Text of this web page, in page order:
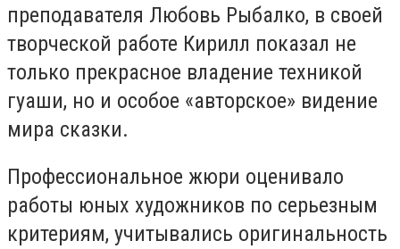
преподавателя Любовь Рыбалко, в своей
творческой работе Кирилл показал не
только прекрасное владение техникой
гуаши, но и особое «авторское» видение
мира сказки.
Профессиональное жюри оценивало
работы юных художников по серьезным
критериям, учитывались оригинальность